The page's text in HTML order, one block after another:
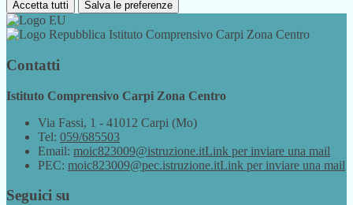
Accetta tutti Salva le preferenze
Istituto Comprensivo Carpi Zona Centro
Contatti
Istituto Comprensivo Carpi Zona Centro
Via Fassi, 1 - 41012 Carpi (Mo)
Tel: 059/685503
Email: moic823009@istruzione.itLink per inviare una mail
PEC: moic823009@pec.istruzione.itLink per inviare una mail
Seguici su